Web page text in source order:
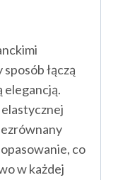
łączą
elegancją.
co
w każdej